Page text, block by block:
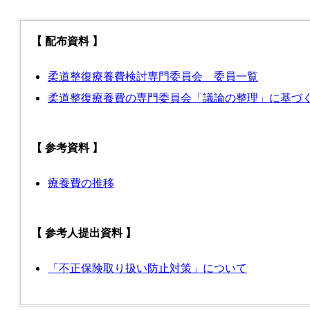
【 配布資料 】
柔道整復療養費検討専門委員会 委員一覧
柔道整復療養費の専門委員会「議論の整理」に基づ
【 参考資料 】
療養費の推移
【 参考人提出資料 】
「不正保険取り扱い防止対策」について